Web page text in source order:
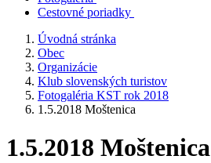
Cestovné poriadky
Úvodná stránka
Obec
Organizácie
Klub slovenských turistov
Fotogaléria KST rok 2018
1.5.2018 Moštenica
1.5.2018 Moštenica